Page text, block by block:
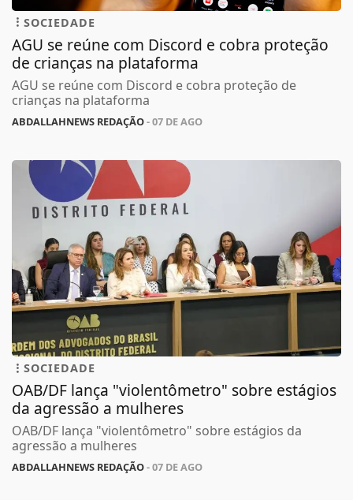
SOCIEDADE
AGU se reúne com Discord e cobra proteção
de crianças na plataforma
AGU se reúne com Discord e cobra proteção de
crianças na plataforma
ABDALLAHNEWS REDAÇÃO- 07 DE AGO
SOCIEDADE
OAB/DF lança "violentômetro" sobre estágios
da agressão a mulheres
OAB/DF lança "violentômetro" sobre estágios da
agressão a mulheres
ABDALLAHNEWS REDAÇÃO- 07 DE AGO